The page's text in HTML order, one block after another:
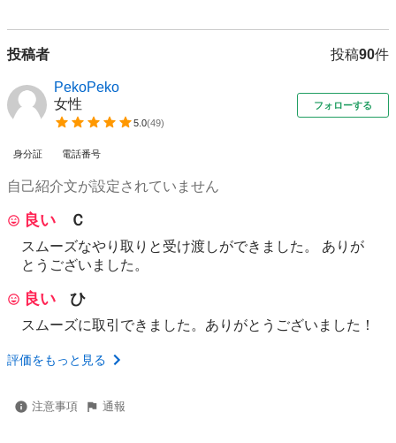
投稿者 投稿90件
PekoPeko
女性
5.0(49)
フォローする
身分証 電話番号
自己紹介文が設定されていません
良い Ｃ
スムーズなやり取りと受け渡しができました。 ありが
とうございました。
良い ひ
スムーズに取引できました。ありがとうございました！
評価をもっと見る
注意事項 通報